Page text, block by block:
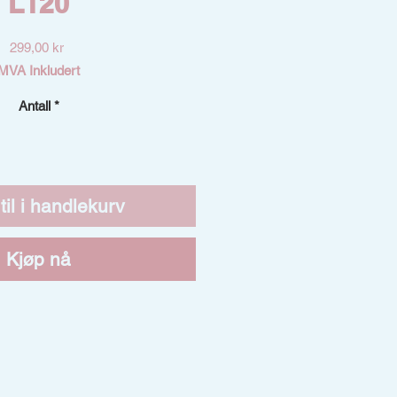
299,00 krPris
Inkludert
Antall *
i handlekurv
Kjøp nå